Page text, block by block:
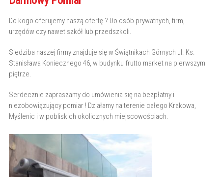
Do kogo oferujemy naszą ofertę ? Do osób prywatnych, firm,
urzędów czy nawet szkół lub przedszkoli.
Siedziba naszej firmy znajduje się w Świątnikach Górnych ul. Ks.
Stanisława Koniecznego 46, w budynku frutto market na pierwszym
piętrze.
Serdecznie zapraszamy do umówienia się na bezpłatny i
niezobowiązujący pomiar ! Działamy na terenie całego Krakowa,
Myślenic i w pobliskich okolicznych miejscowościach.